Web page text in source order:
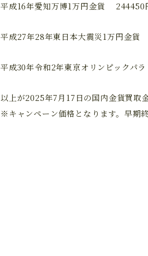
平成16年愛知万博1万円金貨 244450
平成27年28年東日本大震災1万円金
平成30年令和2年東京オリンピックパ
以上が2025年7月17日の国内金貨買取
※キャンペーン価格となります。早期